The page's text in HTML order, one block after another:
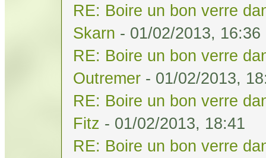
RE: Boire un bon verre
Skarn - 01/02/2013, 16:36
RE: Boire un bon verre
Outremer - 01/02/2013,
RE: Boire un bon verre
Fitz - 01/02/2013, 18:41
RE: Boire un bon verre